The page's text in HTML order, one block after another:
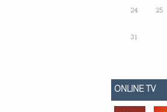
24 25
31
ONLINE TV